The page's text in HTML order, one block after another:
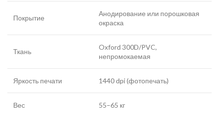
Покрытие
Анодирование или порошковая
окраска
Ткань
Oxford 300D/PVC,
непромокаемая
Яркость печати 1440 dpi (фотопечать)
Вес 55–65 кг